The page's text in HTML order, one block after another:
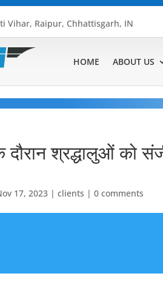
Vihar, Raipur, Chhattisgarh, IN
HOME ABOUT US
श्रद्धालुओं को
17, 2023 |clients |0 comments